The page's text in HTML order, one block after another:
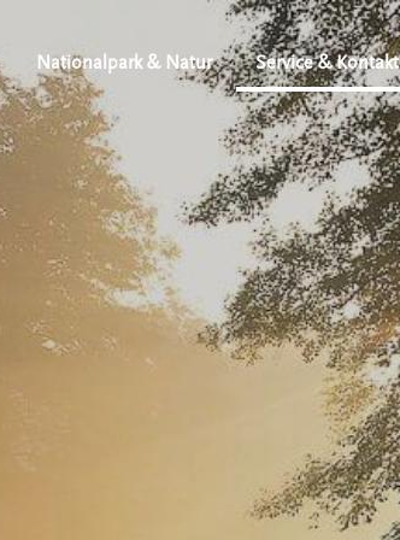
Nationalpark & Natur Service & Kontakt